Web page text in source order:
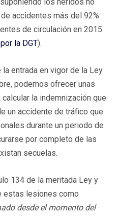
accidentes más del 92%
de circulación en 2015
la DGT).
entrada en vigor de la Ley
podemos ofrecer unas
la indemnización que
un accidente de tráfico que
durante un periodo de
por completo de las
secuelas.
134 de la meritada Ley y
estas lesiones como
desde el momento del